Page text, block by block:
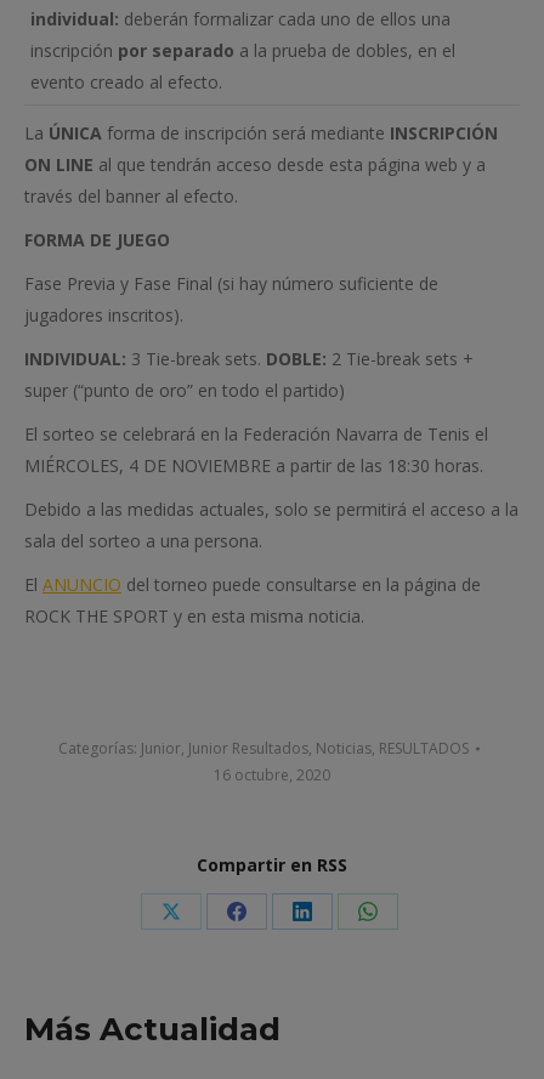
individual: deberán formalizar cada uno de ellos una
inscripción por separado a la prueba de dobles, en el
evento creado al efecto.
La ÚNICA forma de inscripción será mediante INSCRIPCIÓN
ON LINE al que tendrán acceso desde esta página web y a
través del banner al efecto.
FORMA DE JUEGO
Fase Previa y Fase Final (si hay número suficiente de
jugadores inscritos).
INDIVIDUAL: 3 Tie-break sets. DOBLE: 2 Tie-break sets +
super (“punto de oro” en todo el partido)
El sorteo se celebrará en la Federación Navarra de Tenis el
MIÉRCOLES, 4 DE NOVIEMBRE a partir de las 18:30 horas.
Debido a las medidas actuales, solo se permitirá el acceso a la
sala del sorteo a una persona.
El ANUNCIO del torneo puede consultarse en la página de
ROCK THE SPORT y en esta misma noticia.
Categorías: Junior, Junior Resultados, Noticias, RESULTADOS
16 octubre, 2020
Compartir en RSS
Share Share Share Share
Más Actualidad